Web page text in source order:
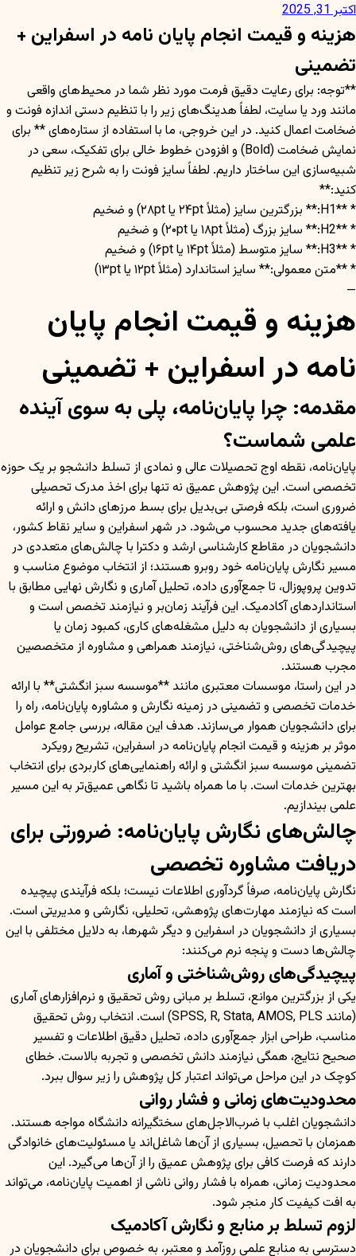
اکتبر 31, 2025
هزینه و قیمت انجام پایان نامه در اسفراین +
تضمینی
**توجه: برای رعایت دقیق فرمت مورد نظر شما در محیط‌های واقعی
مانند ورد یا سایت، لطفاً هدینگ‌های زیر را با تنظیم دستی اندازه فونت و
ضخامت اعمال کنید. در این خروجی، ما با استفاده از ستاره‌های ** برای
نمایش ضخامت (Bold) و افزودن خطوط خالی برای تفکیک، سعی در
شبیه‌سازی این ساختار داریم. لطفاً سایز فونت را به شرح زیر تنظیم
کنید:**
* **H1:** بزرگترین سایز (مثلاً ۲۴pt یا ۲۸pt) و ضخیم
* **H2:** سایز بزرگ (مثلاً ۱۸pt یا ۲۰pt) و ضخیم
* **H3:** سایز متوسط (مثلاً ۱۴pt یا ۱۶pt) و ضخیم
* **متن معمولی:** سایز استاندارد (مثلاً ۱۲pt یا ۱۳pt)
—
هزینه و قیمت انجام پایان
نامه در اسفراین + تضمینی
مقدمه: چرا پایان‌نامه، پلی به سوی آینده
علمی شماست؟
پایان‌نامه، نقطه اوج تحصیلات عالی و نمادی از تسلط دانشجو بر یک حوزه
تخصصی است. این پژوهش عمیق نه تنها برای اخذ مدرک تحصیلی
ضروری است، بلکه فرصتی بی‌بدیل برای بسط مرزهای دانش و ارائه
یافته‌های جدید محسوب می‌شود. در شهر اسفراین و سایر نقاط کشور،
دانشجویان در مقاطع کارشناسی ارشد و دکترا با چالش‌های متعددی در
مسیر نگارش پایان‌نامه خود روبرو هستند؛ از انتخاب موضوع مناسب و
تدوین پروپوزال، تا جمع‌آوری داده، تحلیل آماری و نگارش نهایی مطابق با
استانداردهای آکادمیک. این فرآیند زمان‌بر و نیازمند تخصص است و
بسیاری از دانشجویان به دلیل مشغله‌های کاری، کمبود زمان یا
پیچیدگی‌های روش‌شناختی، نیازمند همراهی و مشاوره از متخصصین
مجرب هستند.
در این راستا، موسسات معتبری مانند **موسسه سبز انگشتی** با ارائه
خدمات تخصصی و تضمینی در زمینه نگارش و مشاوره پایان‌نامه، راه را
برای دانشجویان هموار می‌سازند. هدف این مقاله، بررسی جامع عوامل
موثر بر هزینه و قیمت انجام پایان‌نامه در اسفراین، تشریح رویکرد
تضمینی موسسه سبز انگشتی و ارائه راهنمایی‌های کاربردی برای انتخاب
بهترین خدمات است. با ما همراه باشید تا نگاهی عمیق‌تر به این مسیر
علمی بیندازیم.
چالش‌های نگارش پایان‌نامه: ضرورتی برای
دریافت مشاوره تخصصی
نگارش پایان‌نامه، صرفاً گردآوری اطلاعات نیست؛ بلکه فرآیندی پیچیده
است که نیازمند مهارت‌های پژوهشی، تحلیلی، نگارشی و مدیریتی است.
بسیاری از دانشجویان در اسفراین و دیگر شهرها، به دلایل مختلفی با این
چالش‌ها دست و پنجه نرم می‌کنند:
پیچیدگی‌های روش‌شناختی و آماری
یکی از بزرگترین موانع، تسلط بر مبانی روش تحقیق و نرم‌افزارهای آماری
(مانند SPSS, R, Stata, AMOS, PLS) است. انتخاب روش تحقیق
مناسب، طراحی ابزار جمع‌آوری داده، تحلیل دقیق اطلاعات و تفسیر
صحیح نتایج، همگی نیازمند دانش تخصصی و تجربه بالاست. خطای
کوچک در این مراحل می‌تواند اعتبار کل پژوهش را زیر سوال ببرد.
محدودیت‌های زمانی و فشار روانی
دانشجویان اغلب با ضرب‌الاجل‌های سختگیرانه دانشگاه مواجه هستند.
همزمان با تحصیل، بسیاری از آن‌ها شاغل‌اند یا مسئولیت‌های خانوادگی
دارند که فرصت کافی برای پژوهش عمیق را از آن‌ها می‌گیرد. این
محدودیت زمانی، همراه با فشار روانی ناشی از اهمیت پایان‌نامه، می‌تواند
به افت کیفیت کار منجر شود.
لزوم تسلط بر منابع و نگارش آکادمیک
دسترسی به منابع علمی روزآمد و معتبر، به خصوص برای دانشجویان در